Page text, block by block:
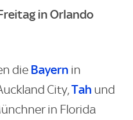
in Orlando
die Bayern in
City,Tah und
in Florida